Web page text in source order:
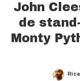
John
de
Monty